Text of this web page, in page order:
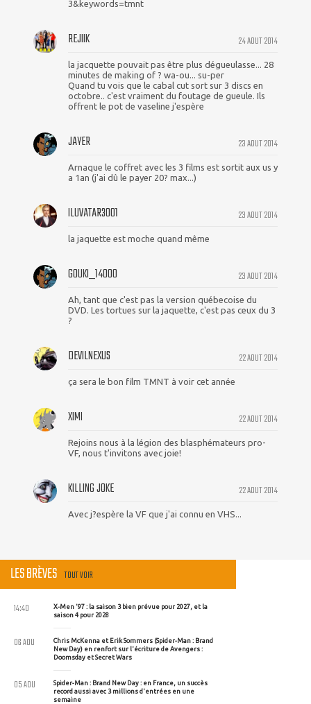
3&keywords=tmnt
24 AOUT 2014
REJIIK
la jacquette pouvait pas être plus dégueulasse... 28
minutes de making of ? wa-ou... su-per
Quand tu vois que le cabal cut sort sur 3 discs en
octobre.. c'est vraiment du foutage de gueule. Ils
offrent le pot de vaseline j'espère
23 AOUT 2014
JAYER
Arnaque le coffret avec les 3 films est sortit aux us y
a 1an (j'ai dû le payer 20? max...)
23 AOUT 2014
ILUVATAR3001
la jaquette est moche quand même
23 AOUT 2014
GOUKI_14000
Ah, tant que c'est pas la version québecoise du
DVD. Les tortues sur la jaquette, c'est pas ceux du 3
?
22 AOUT 2014
DEVILNEXUS
ça sera le bon film TMNT à voir cet année
22 AOUT 2014
XIMI
Rejoins nous à la légion des blasphémateurs pro-
VF, nous t'invitons avec joie!
22 AOUT 2014
KILLING JOKE
Avec j?espère la VF que j'ai connu en VHS...
LES BRÈVES TOUT VOIR
X-Men '97 : la saison 3 bien prévue pour 2027, et la
saison 4 pour 2028
14:40
Chris McKenna et Erik Sommers (Spider-Man : Brand
New Day) en renfort sur l'écriture de Avengers :
Doomsday et Secret Wars
06 AOU
Spider-Man : Brand New Day : en France, un succès
record aussi avec 3 millions d'entrées en une
semaine
05 AOU